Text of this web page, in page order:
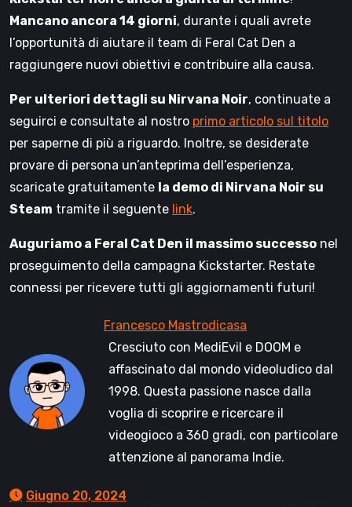
Mancano ancora 14 giorni, durante i quali avrete
l’opportunità di aiutare il team di Feral Cat Den a
raggiungere nuovi obiettivi e contribuire alla causa.
Per ulteriori dettagli su Nirvana Noir, continuate a
seguirci e consultate al nostro primo articolo sul titolo
per saperne di più a riguardo. Inoltre, se desiderate
provare di persona un’anteprima dell’esperienza,
scaricate gratuitamente la demo di Nirvana Noir su
Steam tramite il seguente link.
Auguriamo a Feral Cat Den il massimo successo nel
proseguimento della campagna Kickstarter. Restate
connessi per ricevere tutti gli aggiornamenti futuri!
Cresciuto con MediEvil e DOOM e
affascinato dal mondo videoludico dal
1998. Questa passione nasce dalla
voglia di scoprire e ricercare il
videogioco a 360 gradi, con particolare
attenzione al panorama Indie.
Giugno 20, 2024